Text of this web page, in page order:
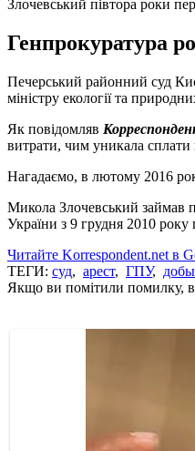
Злочевський півтора роки
Генпрокуратура
Печерський районний суд
міністру екології та
Як повідомляв
витрати, чим уникала сплати
Нагадаємо, в лютому 2016
Микола Злочевський займав
України з 9 грудня 2010
Читайте Korrespondent.net в
ТЕГИ: суд, арест, ГПУ,
Якщо ви помітили помилку,